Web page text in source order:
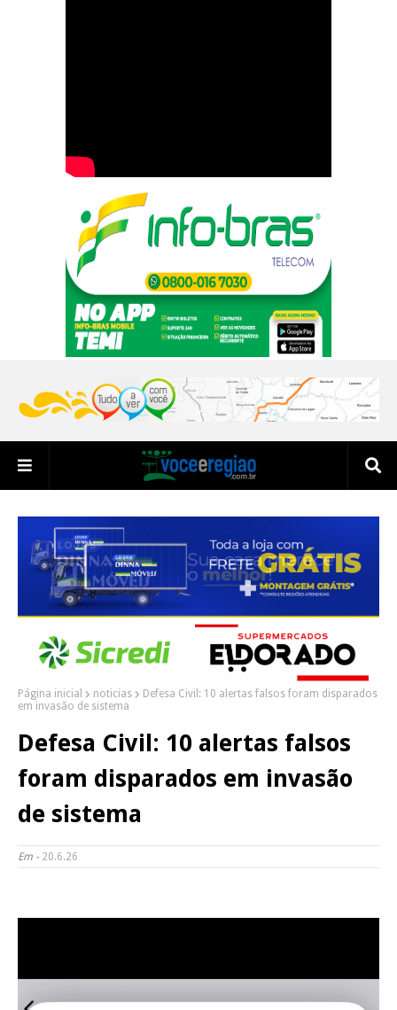
Página inicial noticias
Defesa Civil: 10 alertas falsos foram disparados
em invasão de sistema
Defesa Civil: 10 alertas falsos
foram disparados em invasão
de sistema
Em - 20.6.26